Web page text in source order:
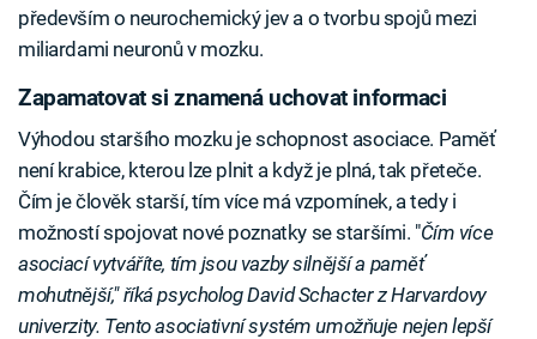
především o neurochemický jev a o tvorbu spojů mezi
miliardami neuronů v mozku.
Zapamatovat si znamená uchovat informaci
Výhodou staršího mozku je schopnost asociace. Paměť
není krabice, kterou lze plnit a když je plná, tak přeteče.
Čím je člověk starší, tím více má vzpomínek, a tedy i
možností spojovat nové poznatky se staršími. "Čím více
asociací vytváříte, tím jsou vazby silnější a paměť
mohutnější," říká psycholog David Schacter z Harvardovy
univerzity. Tento asociativní systém umožňuje nejen lepší